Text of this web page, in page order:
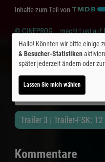
Inhalte zum Teil von
© CINEPROG ...macht Lust auf
Möchten Sie vonYoutube
Trailer 3 | Trailer-FSK: 12
Kommentare
Hallo! Könnten wir bitte einige
& Besucher-Statistiken
später jederzeit ändern oder
Lassen Sie mich wählen